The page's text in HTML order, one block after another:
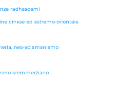
radhasoami
cinese ed estremo-orientale
neo-sciamanismo
kremmerziano